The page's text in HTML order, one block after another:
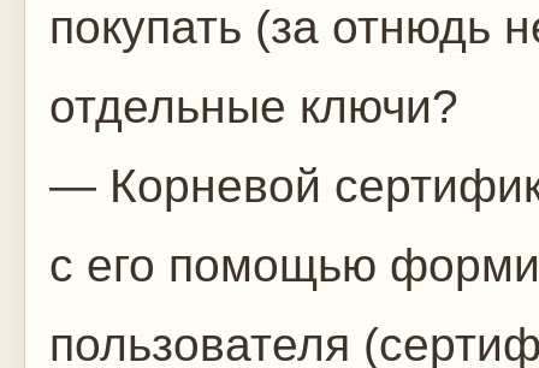
покупать (за отнюдь
отдельные ключи?
— Корневой
с его помощью
пользователя